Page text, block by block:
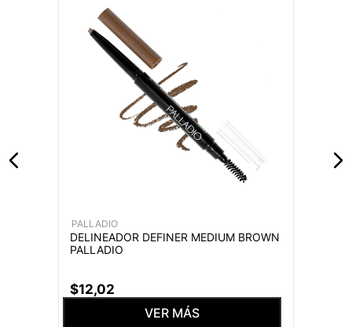
PALLADIO
DELINEADOR DEFINER MEDIUM BROWN
PALLADIO
$12,02
VER MÁS